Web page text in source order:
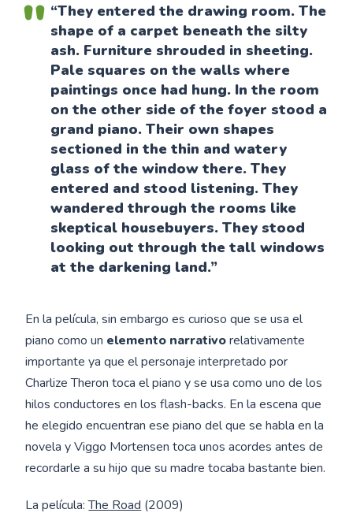
“They entered the drawing room. The
shape of a carpet beneath the silty
ash. Furniture shrouded in sheeting.
Pale squares on the walls where
paintings once had hung. In the room
on the other side of the foyer stood a
grand piano. Their own shapes
sectioned in the thin and watery
glass of the window there. They
entered and stood listening. They
wandered through the rooms like
skeptical housebuyers. They stood
looking out through the tall windows
at the darkening land.”
En la película, sin embargo es curioso que se usa el
piano como un elemento narrativorelativamente
importante ya que el personaje interpretado por
Charlize Theron toca el piano y se usa como uno de los
hilos conductores en los flash-backs. En la escena que
he elegido encuentran ese piano del que se habla en la
novela y Viggo Mortensen toca unos acordes antes de
recordarle a su hijo que su madre tocaba bastante bien.
La película:The Road (2009)